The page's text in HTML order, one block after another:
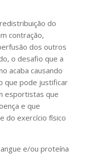
do
contração,
dos outros
o desafio que a
acaba causando
que pode justificar
esportistas que
e que
do exercício físico
e/ou proteína